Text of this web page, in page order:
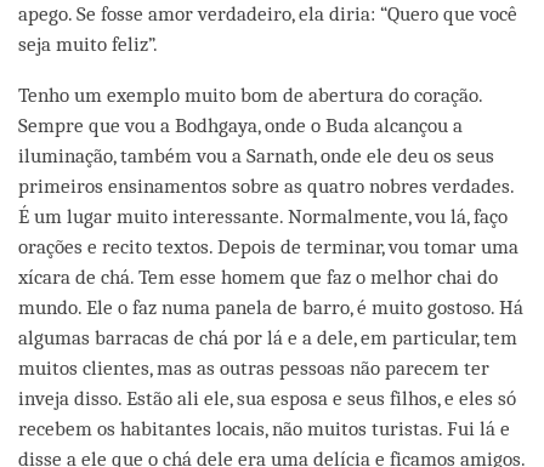
apego. Se fosse amor verdadeiro, ela diria: “Quero que você
seja muito feliz”.
Tenho um exemplo muito bom de abertura do coração.
Sempre que vou a Bodhgaya, onde o Buda alcançou a
iluminação, também vou a Sarnath, onde ele deu os seus
primeiros ensinamentos sobre as quatro nobres verdades.
É um lugar muito interessante. Normalmente, vou lá, faço
orações e recito textos. Depois de terminar, vou tomar uma
xícara de chá. Tem esse homem que faz o melhor chai do
mundo. Ele o faz numa panela de barro, é muito gostoso. Há
algumas barracas de chá por lá e a dele, em particular, tem
muitos clientes, mas as outras pessoas não parecem ter
inveja disso. Estão ali ele, sua esposa e seus filhos, e eles só
recebem os habitantes locais, não muitos turistas. Fui lá e
disse a ele que o chá dele era uma delícia e ficamos amigos.